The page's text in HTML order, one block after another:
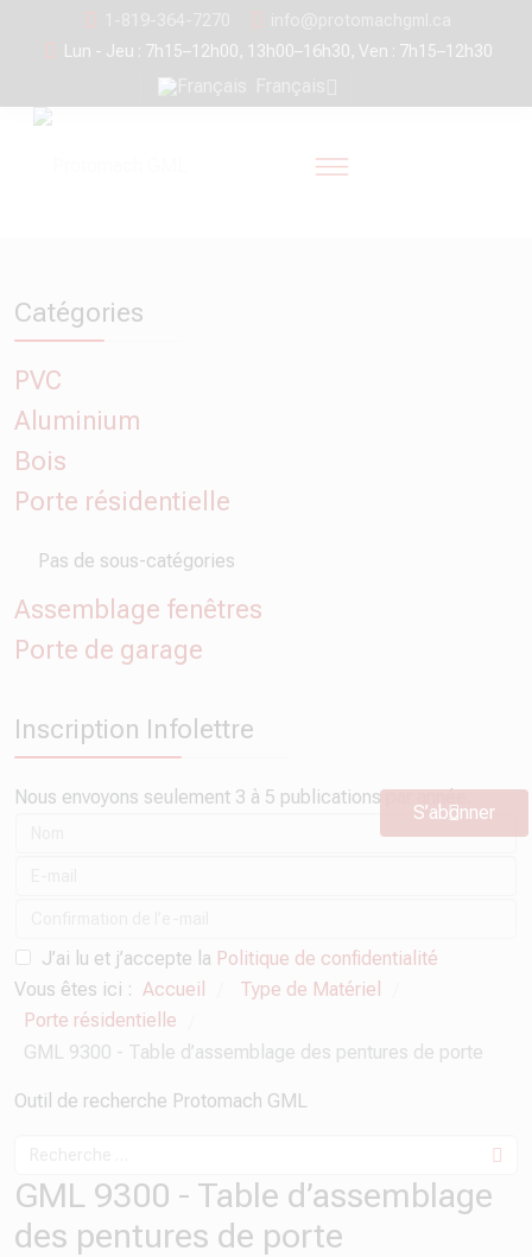
Lun - Jeu : 7h15–12h00, 13h00–16h30, Ven : 7h15–12h30
Catégories
PVC
Aluminium
Bois
Porte résidentielle
Pas de sous-catégories
Assemblage fenêtres
Porte de garage
Inscription Infolettre
Nous envoyons seulement 3 à 5 publications par année.
J’ai lu et j’accepte la Politique de confidentialité
S’abonner
Vous êtes ici : Accueil Type de Matériel
Porte résidentielle
GML 9300 - Table d’assemblage des pentures de porte
Outil de recherche Protomach GML
GML 9300 - Table d’assemblage
des pentures de porte